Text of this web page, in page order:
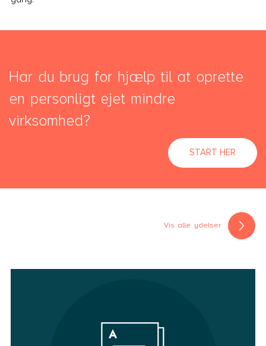
Har du brug for hjælp til at oprette
en personligt ejet mindre
virksomhed?
START HER
Vis alle ydelser